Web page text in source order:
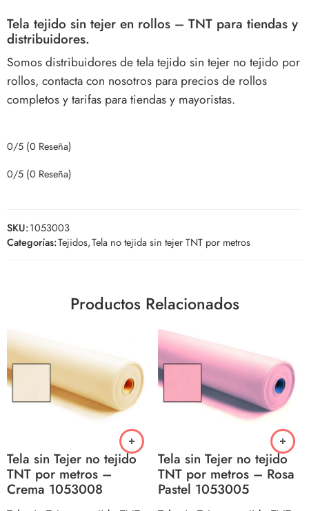
Tela tejido sin tejer en rollos – TNT para tiendas y
distribuidores.
Somos distribuidores de tela tejido sin tejer no tejido por
rollos, contacta con nosotros para precios de rollos
completos y tarifas para tiendas y mayoristas.
0/5 (0 Reseña)
0/5 (0 Reseña)
SKU:1053003
Categorías:Tejidos,Tela no tejida sin tejer TNT por metros
Productos Relacionados
Tela sin Tejer no tejido
TNT por metros –
Crema 1053008
Tela sin Tejer no tejido
TNT por metros – Rosa
Pastel 1053005